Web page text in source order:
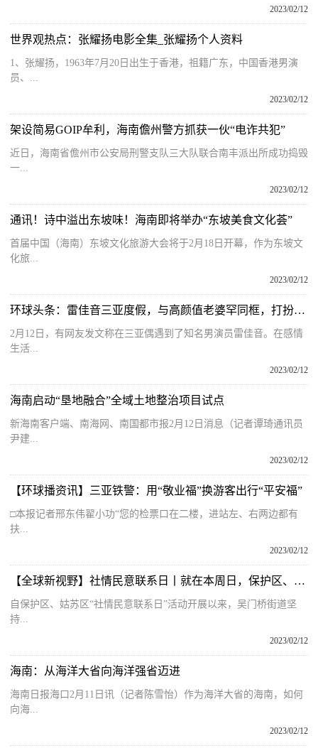
2023/02/12
世界观热点：张耀扬电影全集_张耀扬个人资料
1、张耀扬，1963年7月20日出生于香港，祖籍广东，中国香港男演
员、...
2023/02/12
架设简易GOIP牟利，海南儋州警方抓获一伙“电诈共犯”
近日，海南省儋州市公安局刑警支队三大队联合南丰派出所成功捣毁
一...
2023/02/12
通讯！诗中溢出东坡味！海南即将举办“东坡美食文化荟”
首届中国（海南）东坡文化旅游大会将于2月18日开幕，作为东坡文
化旅...
2023/02/12
环球头条：雷佳音三亚度假，与高颜值老婆罕同框，打扮朴素买海鲜烟火气十足
2月12日，有网友发文称在三亚偶遇到了知名男演员雷佳音。在感情
生活...
2023/02/12
海南启动“垦地融合”全域土地整治项目试点
新海南客户端、南海网、南国都市报2月12日消息（记者谭琦通讯员
尹建...
2023/02/12
【环球播资讯】三亚铁警：用“敬业福”换游客出行“平安福”
□本报记者邢东伟翟小功“您的检票口在二楼，进站左、右两边都有
扶...
2023/02/12
【全球新视野】社情民意联系日丨就在本周日，保护区、姑苏区第十八场“社情民意联系日”来啦！
自保护区、姑苏区“社情民意联系日”活动开展以来，吴门桥街道坚
持...
2023/02/12
海南：从海洋大省向海洋强省迈进
海南日报海口2月11日讯（记者陈雪怡）作为海洋大省的海南，如何
向海...
2023/02/12